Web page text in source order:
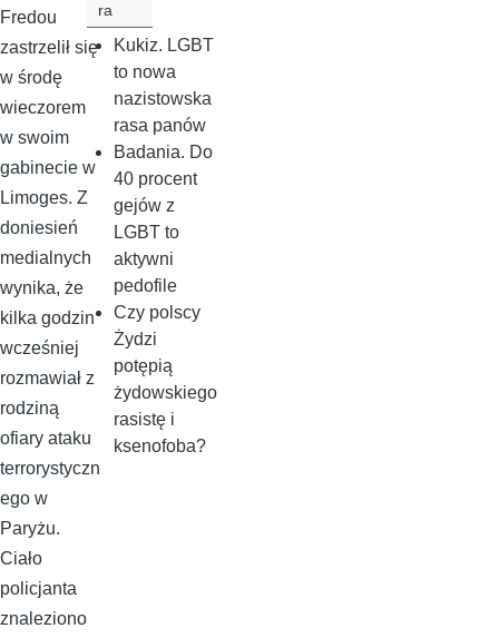
Fredou
zastrzelił się
w środę
wieczorem
w swoim
gabinecie w
Limoges. Z
doniesień
medialnych
wynika, że
kilka godzin
wcześniej
rozmawiał z
rodziną
ofiary ataku
terrorystyczn
ego w
Paryżu.
Ciało
policjanta
znaleziono
ra
Kukiz. LGBT
to nowa
nazistowska
rasa panów
Badania. Do
40 procent
gejów z
LGBT to
aktywni
pedofile
Czy polscy
Żydzi
potępią
żydowskiego
rasistę i
ksenofoba?